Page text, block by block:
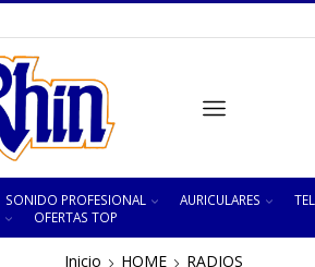
SONIDO PROFESIONAL AURICULARES
OFERTAS TOP
Inicio HOME RADIOS